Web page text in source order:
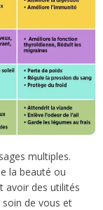
multiples.
la beauté ou
avoir des utilités
soin de vous et